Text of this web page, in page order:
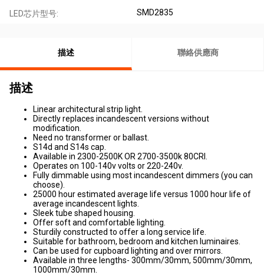
LED芯片型号: SMD2835
描述 聯絡供應商
描述
Linear architectural strip light.
Directly replaces incandescent versions without
modification.
Need no transformer or ballast.
S14d and S14s cap.
Available in 2300-2500K OR 2700-3500k 80CRI.
Operates on 100-140v volts or 220-240v.
Fully dimmable using most incandescent dimmers (you can
choose).
25000 hour estimated average life versus 1000 hour life of
average incandescent lights.
Sleek tube shaped housing.
Offer soft and comfortable lighting.
Sturdily constructed to offer a long service life.
Suitable for bathroom, bedroom and kitchen luminaires.
Can be used for cupboard lighting and over mirrors.
Available in three lengths- 300mm/30mm, 500mm/30mm,
1000mm/30mm.